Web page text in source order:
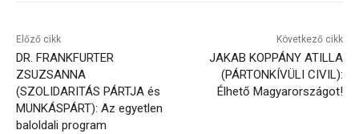
Előző cikk
DR. FRANKFURTER
ZSUZSANNA
(SZOLIDARITÁS PÁRTJA és
MUNKÁSPÁRT): Az egyetlen
baloldali program
Következő cikk
JAKAB KOPPÁNY ATILLA
(PÁRTONKÍVÜLI CIVIL):
Élhető Magyarországot!